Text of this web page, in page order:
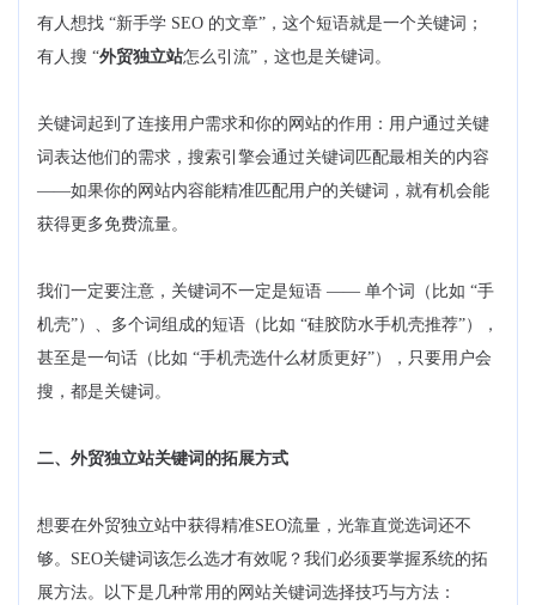
有人想找 “新手学 SEO 的文章”，这个短语就是一个关键词；
有人搜 “外贸独立站怎么引流”，这也是关键词。
关键词起到了连接用户需求和你的网站的作用：用户通过关键
词表达他们的需求，搜索引擎会通过关键词匹配最相关的内容
——如果你的网站内容能精准匹配用户的关键词，就有机会能
获得更多免费流量。
我们一定要注意，关键词不一定是短语 —— 单个词（比如 “手
机壳”）、多个词组成的短语（比如 “硅胶防水手机壳推荐”），
甚至是一句话（比如 “手机壳选什么材质更好”），只要用户会
搜，都是关键词。
二、外贸独立站关键词的拓展方式
想要在外贸独立站中获得精准SEO流量，光靠直觉选词还不
够。SEO关键词该怎么选才有效呢？我们必须要掌握系统的拓
展方法。以下是几种常用的网站关键词选择技巧与方法：